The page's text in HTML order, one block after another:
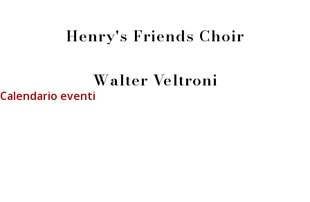
Henry's Friends Choir
Walter Veltroni
Calendario eventi